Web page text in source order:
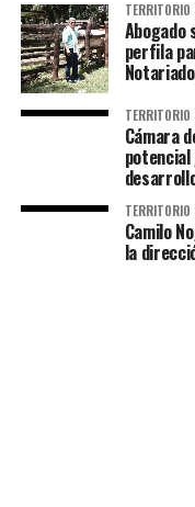
TERRITORIO
Abogado
perfila
TERRITORIO
Cámara
TERRITORIO
Camilo
la